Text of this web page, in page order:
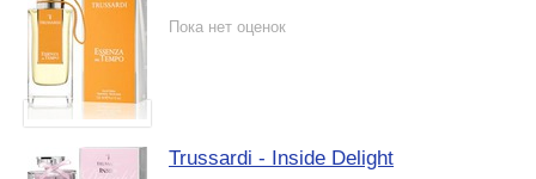
Пока нет оценок
Trussardi - Inside Delight